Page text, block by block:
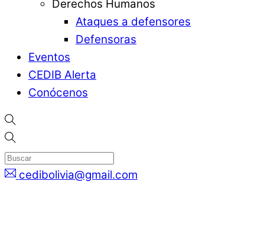
Derechos Humanos
Ataques a defensores
Defensoras
Eventos
CEDIB Alerta
Conócenos
cedibolivia@gmail.com